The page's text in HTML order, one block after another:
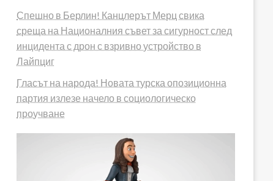
Спешно в Берлин! Канцлерът Мерц свика
среща на Националния съвет за сигурност след
инцидента с дрон с взривно устройство в
Лайпциг
Гласът на народа! Новата турска опозиционна
партия излезе начело в социологическо
проучване